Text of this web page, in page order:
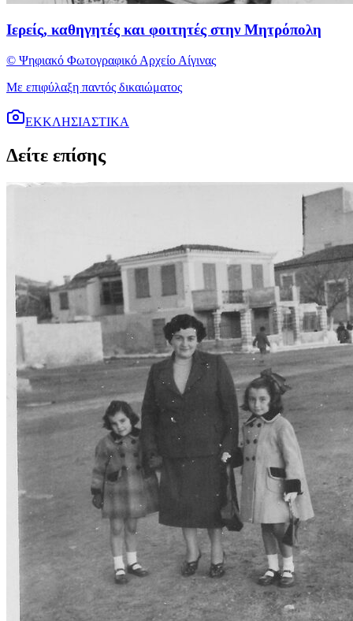
Ιερείς, καθηγητές και φοιτητές στην Μητρόπολη
© Ψηφιακό Φωτογραφικό Αρχείο Αίγινας
Με επιφύλαξη παντός δικαιώματος
ΕΚΚΛΗΣΙΑΣΤΙΚΑ
Δείτε επίσης